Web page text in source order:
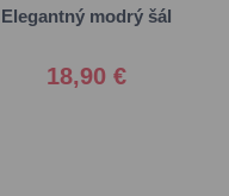
Elegantný modrý šál
18,90 €